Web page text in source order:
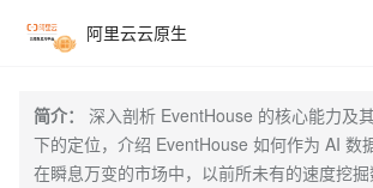
阿里云云原生
简介：
深入剖析 EventHouse 的核心能力及
下的定位，介绍 EventHouse 如何作为 AI 数
在瞬息万变的市场中，以前所未有的速度挖